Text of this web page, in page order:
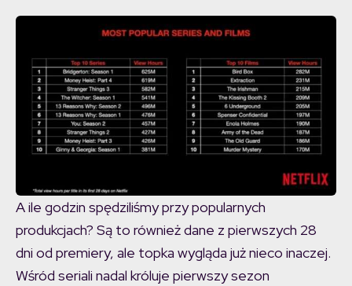
A ile godzin spędziliśmy przy popularnych
produkcjach? Są to również dane z pierwszych 28
dni od premiery, ale topka wygląda już nieco inaczej.
Wśród seriali nadal króluje pierwszy sezon